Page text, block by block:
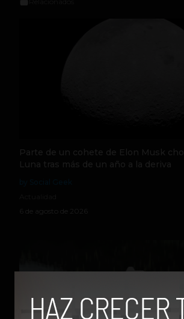
Parte de un cohete de Elon Musk
Luna tras más de un año a la deriva
6 de agosto de 2026